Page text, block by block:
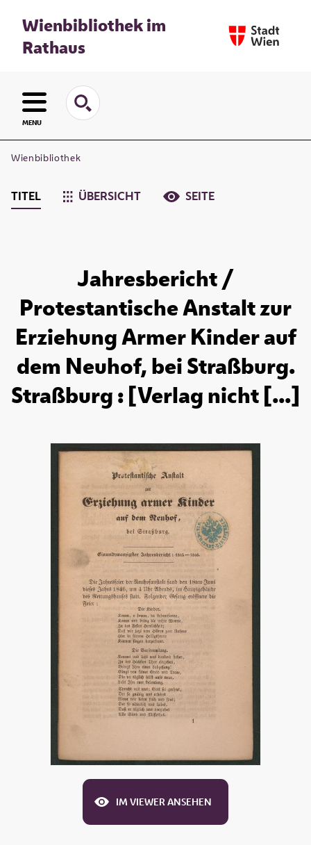
Wienbibliothek im
Rathaus
MENU
Wienbibliothek
TITEL ÜBERSICHT SEITE
Jahresbericht /
Protestantische Anstalt zur
Erziehung Armer Kinder auf
dem Neuhof, bei Straßburg.
Straßburg : [Verlag nicht [...]
IM VIEWER ANSEHEN